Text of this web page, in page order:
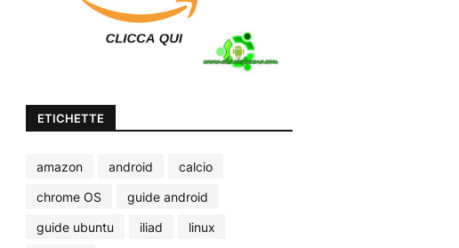
ETICHETTE
amazon android
calcio
chrome OS
guide android
guide ubuntu
iliad
linux